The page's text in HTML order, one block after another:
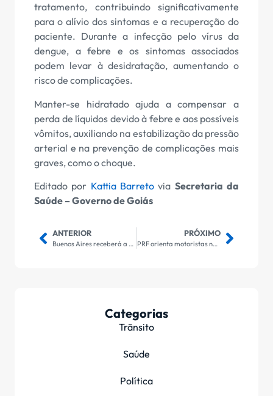
tratamento, contribuindo significativamente
para o alívio dos sintomas e a recuperação do
paciente. Durante a infecção pelo vírus da
dengue, a febre e os sintomas associados
podem levar à desidratação, aumentando o
risco de complicações.
Manter-se hidratado ajuda a compensar a
perda de líquidos devido à febre e aos possíveis
vômitos, auxiliando na estabilização da pressão
arterial e na prevenção de complicações mais
graves, como o choque.
Editado por Kattia Barreto via Secretaria da
Saúde – Governo de Goiás
ANTERIOR
Buenos Aires receberá a final da edição 2024 da Copa Libertadores
PRÓXIMO
PRF orienta motoristas na volta para casa após o carnaval
Categorias
Trãnsito
Saúde
Política